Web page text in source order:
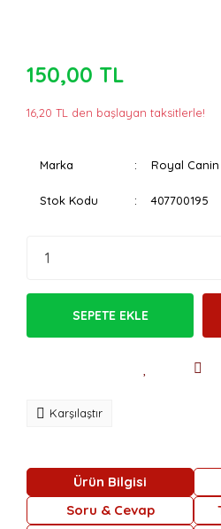
150,00 TL
16,20 TL den başlayan taksitlerle!
Marka Royal Canin
Stok Kodu 407700195
SEPETE EKLE
Karşılaştır
Ürün Bilgisi
Soru & Cevap